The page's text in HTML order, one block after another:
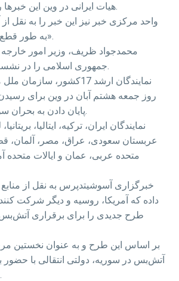
هیات ایرانی در وین این خبرها را تکذیب کرده است.
واحد مرکزی خبر نیز این خبر را به نقل از
«به طور قطع» تکذیب کرده است.
محمدجواد ظریف، وزیر امور
جمهوری اسلامی را در نشست وین بر عهده دارد.
نمایندگان ارشد 17کشور،
روز جمعه هشتم آبان در وین برای
پایان دادن به بحران سوریه گفت‌وگو کردند.
نمایندگان ایران، ترکیه، ایتالیا،
عربستان سعودی، عراق، مصر، آلمان،
متحده عربی، عمان و ایالات متحده
خبرگزاری آسوشیتدپرس به نقل از
داده که آمریکا، روسیه و دیگر شرکت
طرح جدیدی را برای برقراری
بر اساس این طرح و به عنوان نخستین
آتش‌بس در سوریه، دولتی انتقالی با حضور
او تشکیل خواهد شد.